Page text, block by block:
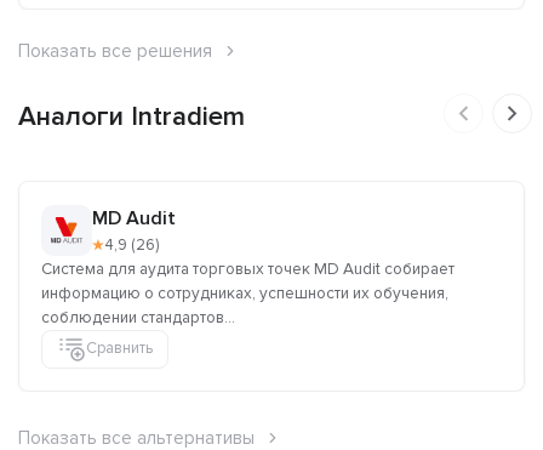
Показать все решения
Аналоги Intradiem
MD Audit
★4,9 (26)
Система для аудита торговых точек MD Audit собирает
информацию о сотрудниках, успешности их обучения,
соблюдении стандартов...
Сравнить
Показать все альтернативы